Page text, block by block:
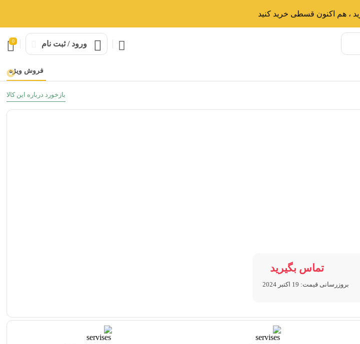
، هم اکنون قسطی خرید کنید
ورود / ثبت نام 0
فروش ویژه
بازخورد درباره این کالا
تماس بگیرید
بروزرسانی قیمت: 19 اکتبر 2024